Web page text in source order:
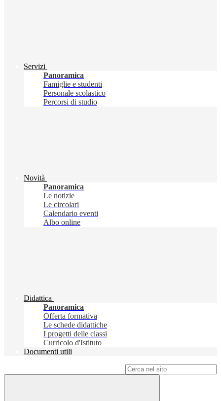
Servizi
Panoramica
Famiglie e studenti
Personale scolastico
Percorsi di studio
Novità
Panoramica
Le notizie
Le circolari
Calendario eventi
Albo online
Didattica
Panoramica
Offerta formativa
Le schede didattiche
I progetti delle classi
Curricolo d'Istituto
Documenti utili